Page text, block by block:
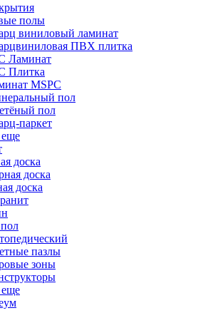
полы
виниловый ламинат
ПВХ плитка
Ламинат
Плитка
MSPC
пол
пол
паркет
еще
доска
доска
доска
пазлы
зоны
еще